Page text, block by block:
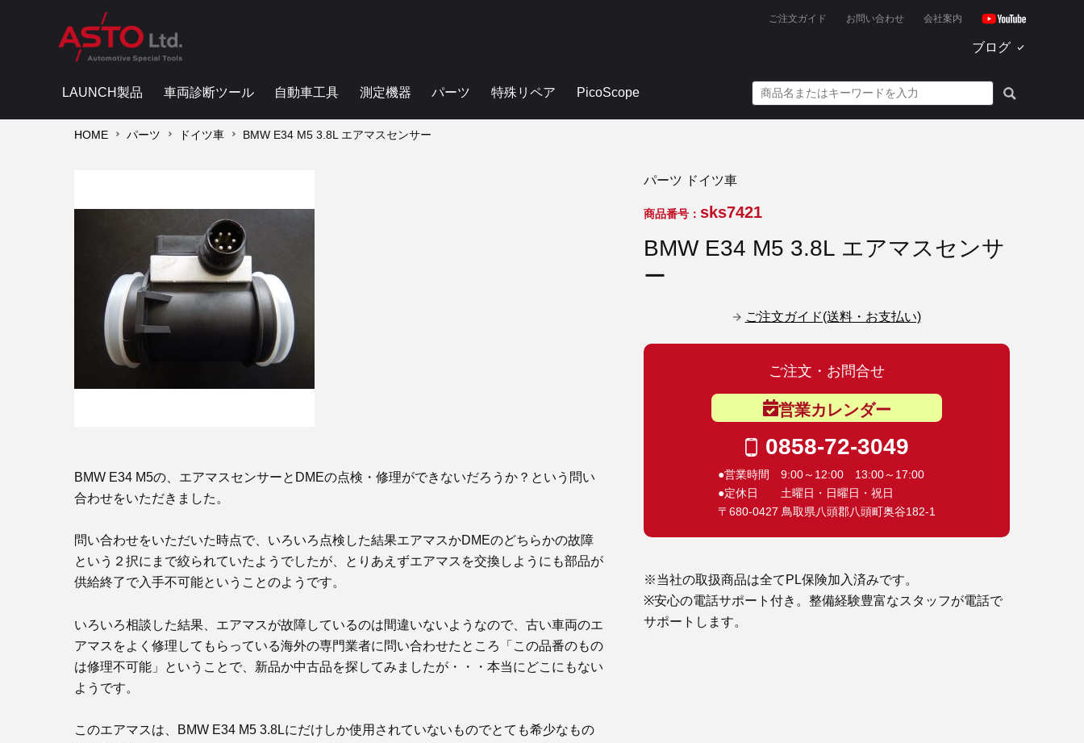
ご注文ガイド お問い合わせ 会社案内
ブログ
LAUNCH製品 車両診断ツール 自動車工具 測定機器 パーツ 特殊リペア PicoScope
HOME パーツ ドイツ車 BMW E34 M5 3.8L エアマスセンサー
BMW E34 M5の、エアマスセンサーとDMEの点検・修理ができないだろうか？という問い
合わせをいただきました。
問い合わせをいただいた時点で、いろいろ点検した結果エアマスかDMEのどちらかの故障
という２択にまで絞られていたようでしたが、とりあえずエアマスを交換しようにも部品が
供給終了で入手不可能ということのようです。
いろいろ相談した結果、エアマスが故障しているのは間違いないようなので、古い車両のエ
アマスをよく修理してもらっている海外の専門業者に問い合わせたところ「この品番のもの
は修理不可能」ということで、新品か中古品を探してみましたが・・・本当にどこにもない
ようです。
このエアマスは、BMW E34 M5 3.8Lにだけしか使用されていないものでとても希少なもの
パーツ ドイツ車
商品番号： sks7421
BMW E34 M5 3.8L エアマスセンサ
ー
ご注文ガイド(送料・お支払い)
ご注文・お問合せ
営業カレンダー
0858-72-3049
●営業時間 9:00～12:00 13:00～17:00
●定休日 土曜日・日曜日・祝日
〒680-0427 鳥取県八頭郡八頭町奥谷182-1
※当社の取扱商品は全てPL保険加入済みです。
※安心の電話サポート付き。整備経験豊富なスタッフが電話で
サポートします。